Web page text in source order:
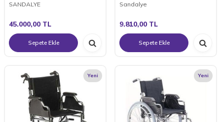
SANDALYE
45.000,00 TL
Sepete Ekle
Sandalye
9.810,00 TL
Sepete Ekle
Yeni Yeni